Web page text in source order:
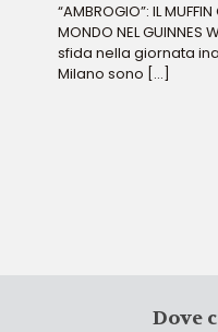
“AMBROGIO”: IL MUFFIN
MONDO NEL GUINNES
sfida nella giornata
Milano sono […]
Dove